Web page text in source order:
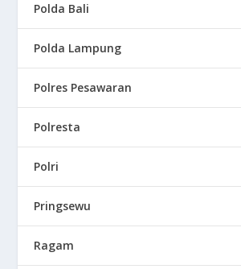
Polda Bali
Polda Lampung
Polres Pesawaran
Polresta
Polri
Pringsewu
Ragam